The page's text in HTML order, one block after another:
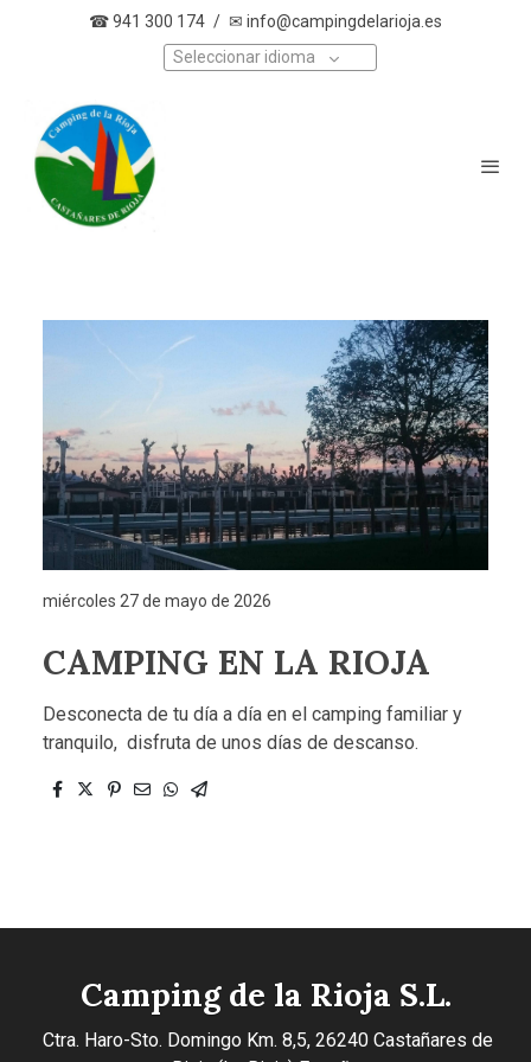
☎ 941 300 174 / ✉ info@campingdelarioja.es
Seleccionar idioma
miércoles 27 de mayo de 2026
CAMPING EN LA RIOJA
Desconecta de tu día a día en el camping familiar y
tranquilo, disfruta de unos días de descanso.
Camping de la Rioja S.L.
Ctra. Haro-Sto. Domingo Km. 8,5, 26240 Castañares de